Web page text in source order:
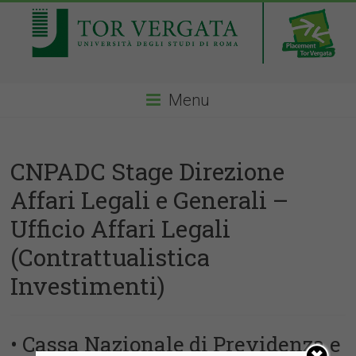
Menu
CNPADC Stage Direzione
Affari Legali e Generali –
Ufficio Affari Legali
(Contrattualistica
Investimenti)
• Cassa Nazionale di Previdenza e